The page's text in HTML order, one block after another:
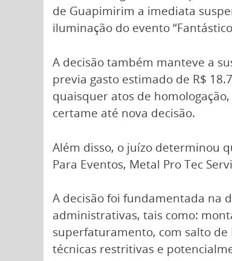
de Guapimirim a imediata
iluminação do evento
A decisão também manteve a
previa gasto estimado de R$
quaisquer atos de
certame até nova decisão.
Além disso, o juízo determinou
Para Eventos, Metal Pro Tec
A decisão foi fundamentada na
administrativas, tais como:
superfaturamento, com salto de
técnicas restritivas e